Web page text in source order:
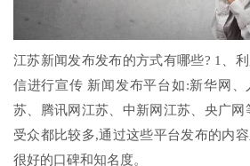
江苏新闻发布发布的方式有哪些? 1、
信进行宣传 新闻发布平台如:新华网
苏、腾讯网江苏、中新网江苏、央广
受众都比较多,通过这些平台发布的内
很好的口碑和知名度。